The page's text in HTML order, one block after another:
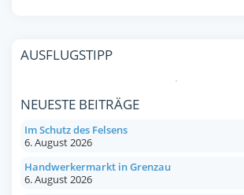
AUSFLUGSTIPP
NEUESTE BEITRÄGE
Im Schutz des Felsens
6. August 2026
Handwerkermarkt in Grenzau
6. August 2026